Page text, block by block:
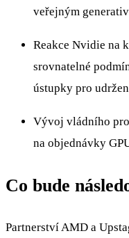
veřejným
Reakce Nvidie na
srovnatelné
ústupky pro
Vývoj vládního
na objednávky
Co bude
Partnerství AMD a